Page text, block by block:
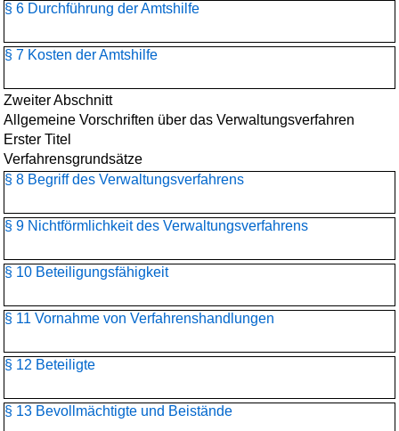
§ 6 Durchführung der Amtshilfe
§ 7 Kosten der Amtshilfe
Zweiter Abschnitt
Allgemeine Vorschriften über das Verwaltungsverfahren
Erster Titel
Verfahrensgrundsätze
§ 8 Begriff des Verwaltungsverfahrens
§ 9 Nichtförmlichkeit des Verwaltungsverfahrens
§ 10 Beteiligungsfähigkeit
§ 11 Vornahme von Verfahrenshandlungen
§ 12 Beteiligte
§ 13 Bevollmächtigte und Beistände